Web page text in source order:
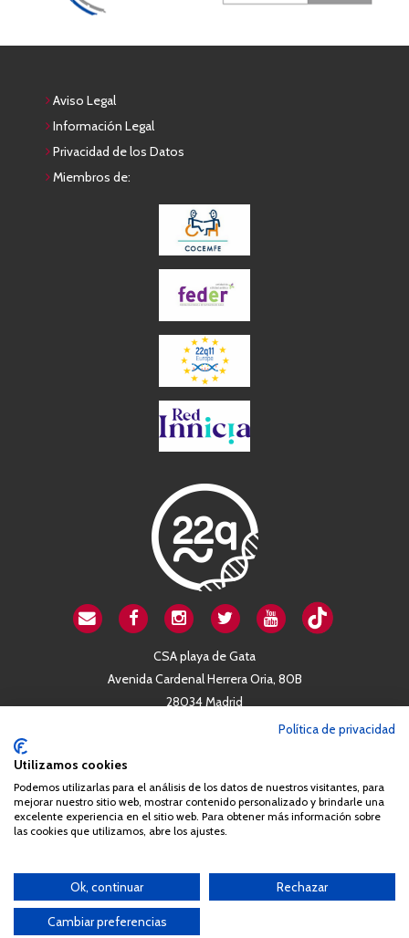
Aviso Legal
Información Legal
Privacidad de los Datos
Miembros de:
CSA playa de Gata
Avenida Cardenal Herrera Oria, 80B
28034 Madrid
distribución de la totalidad o parte de los contenidos del sitio web
sin el consentimiento por escrito de la Asociación España
Política de privacidad
Utilizamos cookies
Podemos utilizarlas para el análisis de los datos de nuestros visitantes, para
mejorar nuestro sitio web, mostrar contenido personalizado y brindarle una
excelente experiencia en el sitio web. Para obtener más información sobre
las cookies que utilizamos, abre los ajustes.
Ok, continuar Rechazar
Cambiar preferencias